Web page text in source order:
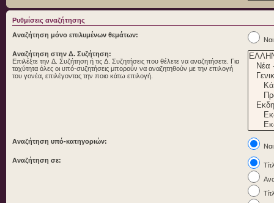
Ρυθμίσεις αναζήτησης
Αναζήτηση μόνο επιλυμένων θεμάτων:
Ναι
Αναζήτηση στην Δ. Συζήτηση:
Επιλέξτε την Δ. Συζήτηση ή τις Δ. Συζητήσεις που θέλετε να αναζητήσετε. Για
ταχύτητα όλες οι υπό-συζητήσεις μπορούν να αναζητηθούν με την επιλογή
του γονέα, επιλέγοντας την ποιο κάτω επιλογή.
Αναζήτηση υπό-κατηγοριών:
Ναι
Αναζήτηση σε: